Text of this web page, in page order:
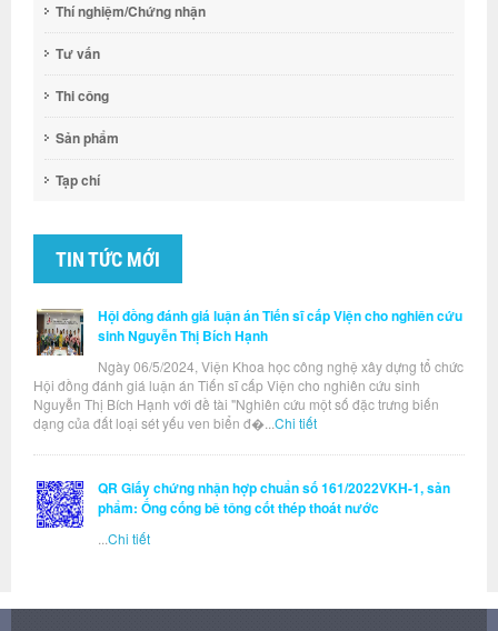
Thí nghiệm/Chứng nhận
Tư vấn
Thi công
Sản phẩm
Tạp chí
TIN TỨC MỚI
Hội đồng đánh giá luận án Tiến sĩ cấp Viện cho nghiên cứu
sinh Nguyễn Thị Bích Hạnh
Ngày 06/5/2024, Viện Khoa học công nghệ xây dựng tổ chức
Hội đồng đánh giá luận án Tiến sĩ cấp Viện cho nghiên cứu sinh
Nguyễn Thị Bích Hạnh với đề tài "Nghiên cứu một số đặc trưng biến
dạng của đất loại sét yếu ven biển đ�... Chi tiết
QR Giấy chứng nhận hợp chuẩn số 161/2022VKH-1, sản
phẩm: Ống cống bê tông cốt thép thoát nước
Chi tiết